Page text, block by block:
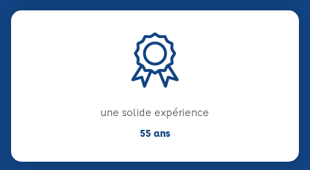
une solide expérience
55 ans